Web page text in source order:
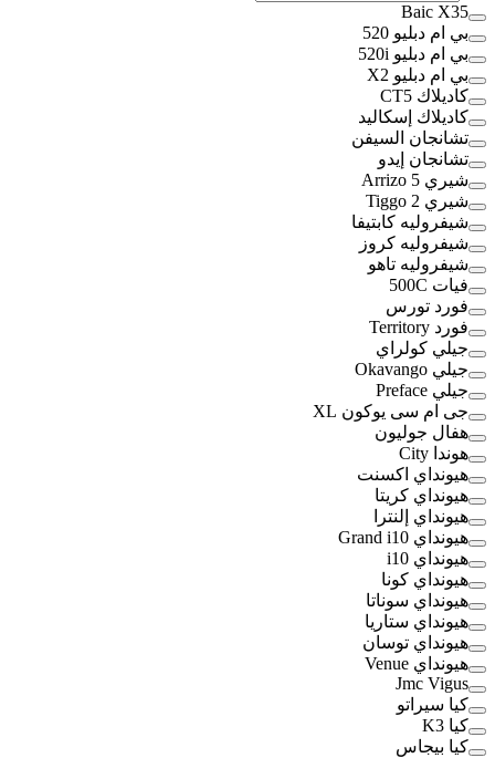
Baic X35
بي ام دبليو 520
بي ام دبليو 520i
بي ام دبليو X2
كاديلاك CT5
كاديلاك إسكاليد
تشانجان السيفن
تشانجان إيدو
شيري Arrizo 5
شيري Tiggo 2
شيفروليه كابتيفا
شيفروليه كروز
شيفروليه تاهو
فيات 500C
فورد تورس
فورد Territory
جيلي كولراي
جيلي Okavango
جيلي Preface
جى ام سى يوكون XL
هفال جوليون
هوندا City
هيونداي اكسنت
هيونداي كريتا
هيونداي إلنترا
هيونداي Grand i10
هيونداي i10
هيونداي كونا
هيونداي سوناتا
هيونداي ستاريا
هيونداي توسان
هيونداي Venue
Jmc Vigus
كيا سيراتو
كيا K3
كيا بيجاس